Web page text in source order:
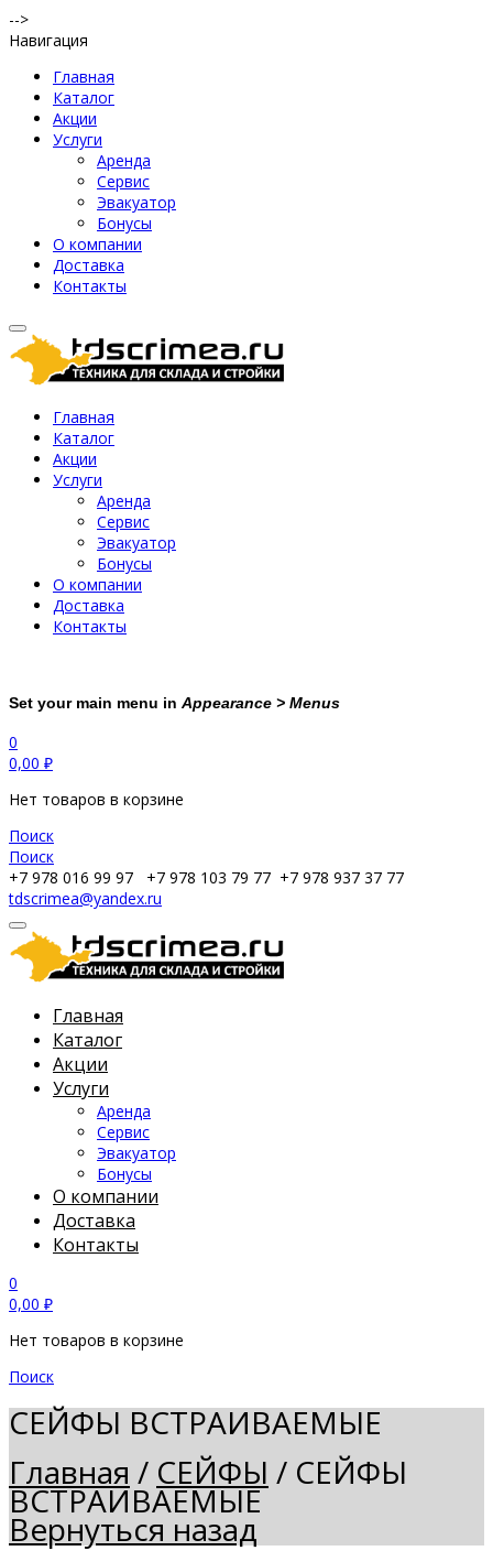
-->
Навигация
Главная
Каталог
Акции
Услуги
Аренда
Сервис
Эвакуатор
Бонусы
О компании
Доставка
Контакты
Главная
Каталог
Акции
Услуги
Аренда
Сервис
Эвакуатор
Бонусы
О компании
Доставка
Контакты
Set your main menu in Appearance > Menus
0
0,00 ₽
Нет товаров в корзине
Поиск
Поиск
+7 978 016 99 97
+7 978 103 79 77 +7 978 937 37 77
tdscrimea@yandex.ru
Главная
Каталог
Акции
Услуги
Аренда
Сервис
Эвакуатор
Бонусы
О компании
Доставка
Контакты
0
0,00 ₽
Нет товаров в корзине
Поиск
СЕЙФЫ ВСТРАИВАЕМЫЕ
Главная / СЕЙФЫ / СЕЙФЫ
ВСТРАИВАЕМЫЕ
Вернуться назад